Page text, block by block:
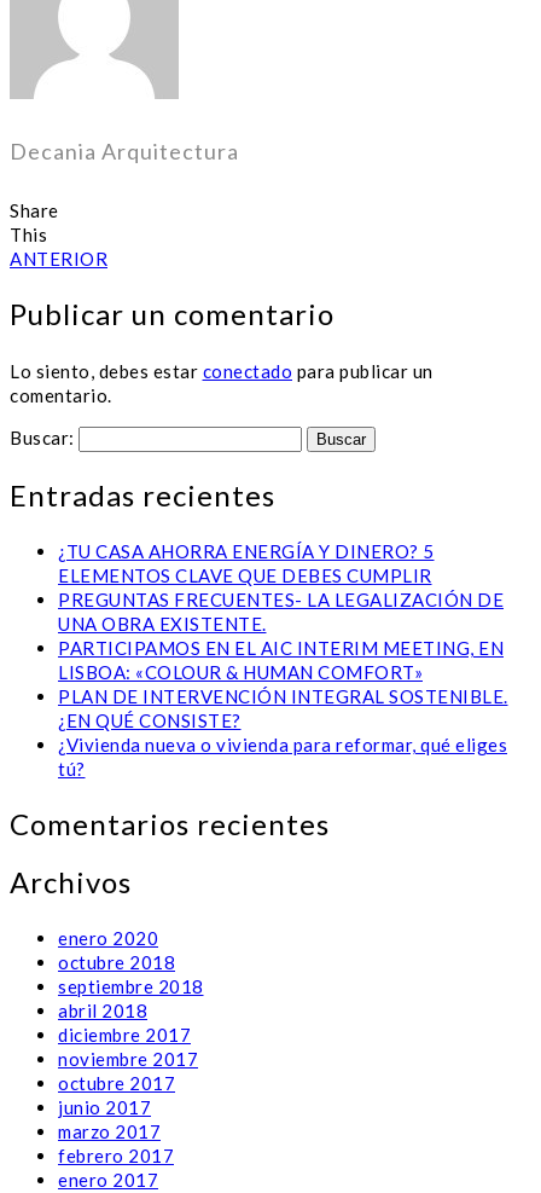
Decania Arquitectura
Share
This
ANTERIOR
Publicar un comentario
Lo siento, debes estar conectado para publicar un
comentario.
Buscar:
Entradas recientes
¿TU CASA AHORRA ENERGÍA Y DINERO? 5
ELEMENTOS CLAVE QUE DEBES CUMPLIR
PREGUNTAS FRECUENTES- LA LEGALIZACIÓN DE
UNA OBRA EXISTENTE.
PARTICIPAMOS EN EL AIC INTERIM MEETING, EN
LISBOA: «COLOUR & HUMAN COMFORT»
PLAN DE INTERVENCIÓN INTEGRAL SOSTENIBLE.
¿EN QUÉ CONSISTE?
¿Vivienda nueva o vivienda para reformar, qué eliges
tú?
Comentarios recientes
Archivos
enero 2020
octubre 2018
septiembre 2018
abril 2018
diciembre 2017
noviembre 2017
octubre 2017
junio 2017
marzo 2017
febrero 2017
enero 2017